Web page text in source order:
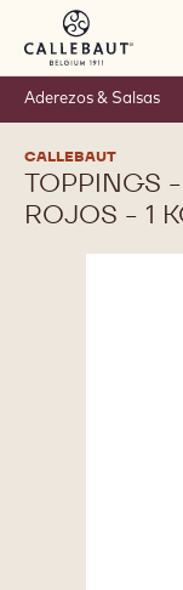
Skip to main
Aderezos & Salsas
CALLEBAUT
TOPPINGS
ROJOS - 1